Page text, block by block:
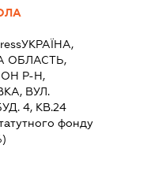
УКРАЇНА,
ОБЛАСТЬ,
Р-Н,
ВУЛ.
4, КВ.24
фонду